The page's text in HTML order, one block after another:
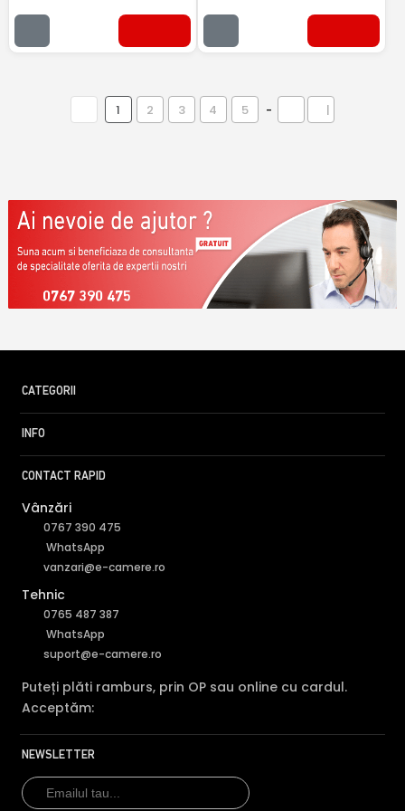
1 2 3 4 5 - |
0767 390 475
CATEGORII
INFO
CONTACT RAPID
Vânzări
0767 390 475
WhatsApp
vanzari@e-camere.ro
Tehnic
0765 487 387
WhatsApp
suport@e-camere.ro
Puteți plăti ramburs, prin OP sau online cu cardul.
Acceptăm:
NEWSLETTER